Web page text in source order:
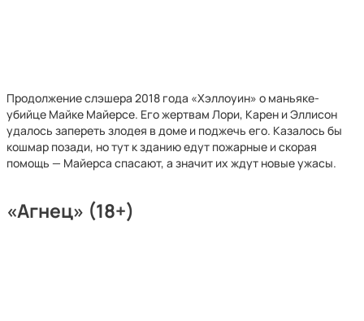
Продолжение слэшера 2018 года «Хэллоуин» о маньяке-
убийце Майке Майерсе. Его жертвам Лори, Карен и Эллисон
удалось запереть злодея в доме и поджечь его. Казалось бы
кошмар позади, но тут к зданию едут пожарные и скорая
помощь — Майерса спасают, а значит их ждут новые ужасы.
«Агнец» (18+)